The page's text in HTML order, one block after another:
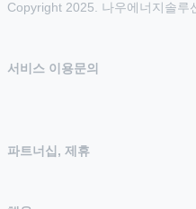
Copyright 2025. 나우에너지솔루
서비스 이용문의
파트너십, 제휴